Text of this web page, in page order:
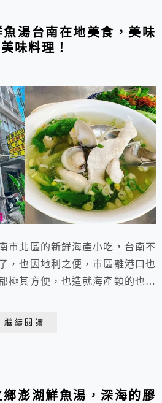
湯台南在地美食，美味
味料理！
市北區的新鮮海產小吃，台南不
，也因地利之便，市區離港口也
極其方便，也造就海產類的也不
繼續閱讀
澎湖鮮魚湯，深海的膠